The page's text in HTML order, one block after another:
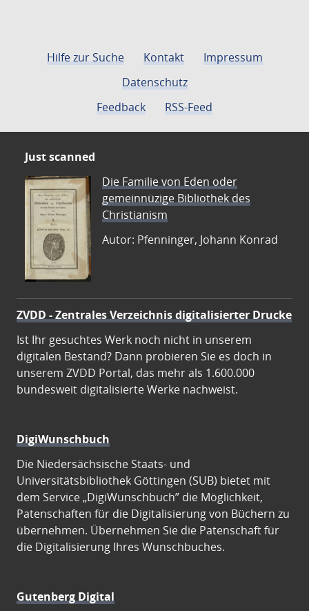
Hilfe zur Suche Kontakt
Impressum
Datenschutz
Feedback
RSS-Feed
Just scanned
Die Familie von Eden oder
gemeinnüzige Bibliothek des
Christianism
Autor: Pfenninger, Johann Konrad
ZVDD - Zentrales Verzeichnis digitalisierter Drucke
Ist Ihr gesuchtes Werk noch nicht in unserem
digitalen Bestand? Dann probieren Sie es doch in
unserem ZVDD Portal, das mehr als 1.600.000
bundesweit digitalisierte Werke nachweist.
DigiWunschbuch
Die Niedersächsische Staats- und
Universitätsbibliothek Göttingen (SUB) bietet mit
dem Service „DigiWunschbuch” die Möglichkeit,
Patenschaften für die Digitalisierung von Büchern zu
übernehmen. Übernehmen Sie die Patenschaft für
die Digitalisierung Ihres Wunschbuches.
Gutenberg Digital